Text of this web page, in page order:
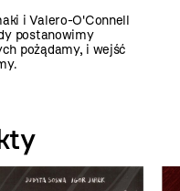
i Valero-O'Connell
postanowimy
pożądamy, i wejść